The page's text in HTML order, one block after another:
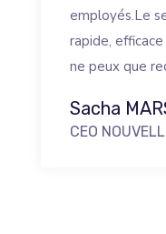
employés.Le
rapide,
ne peux que
Sacha
CEO